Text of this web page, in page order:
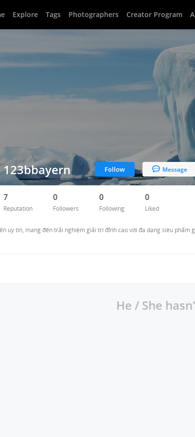
Explore Tags Photographers Creator Program
123bbayern Follow Message
7
Reputation
0
Followers
0
Following
0
Liked
uy tín, mang đến trải nghiệm giải trí đỉnh cao với đa dạng siêu phẩm
He / She